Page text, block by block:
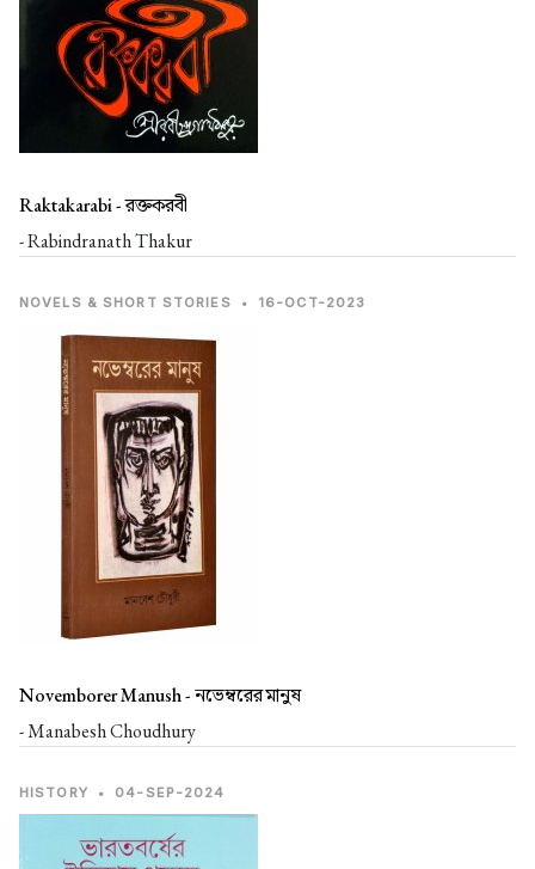
Raktakarabi -রক্তকরবী
- Rabindranath Thakur
NOVELS & SHORT STORIES • 16-OCT-2023
Novemborer Manush -নভেম্বরের মানুষ
- Manabesh Choudhury
HISTORY • 04-SEP-2024